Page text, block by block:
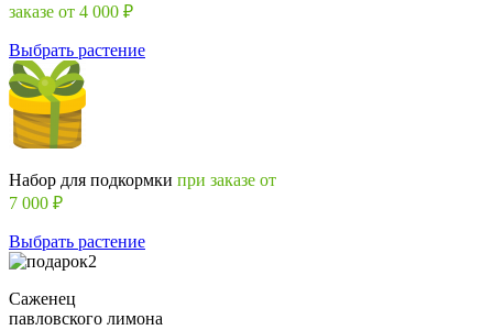
заказе от 4 000 ₽
Выбрать растение
Набор для подкормки при заказе от
7 000 ₽
Выбрать растение
Саженец
павловского лимона